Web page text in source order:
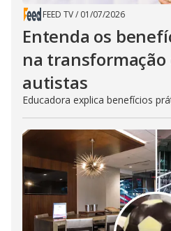
FEED TV/ 01/07/2026
Entenda os
na
autistas
Educadora explica benefícios